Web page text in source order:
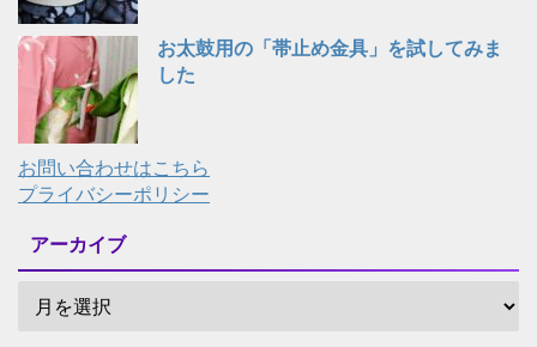
お太鼓用の「帯止め金具」を試してみま
した
お問い合わせはこちら
プライバシーポリシー
アーカイブ